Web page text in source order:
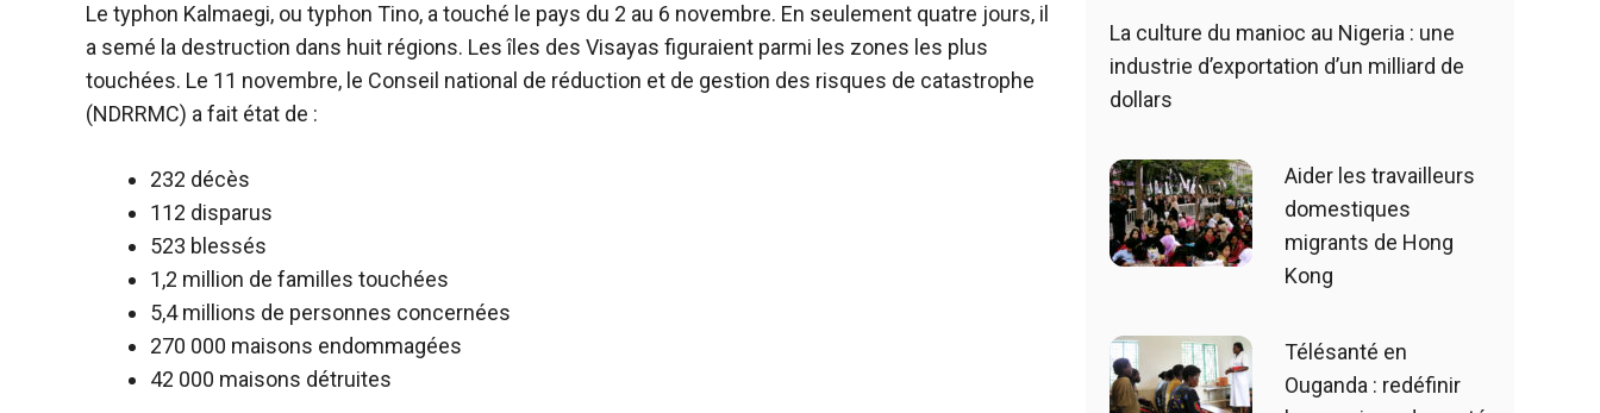
Le typhon Kalmaegi, ou typhon Tino, a touché le pays du 2 au 6 novembre. En seulement quatre jours, il
a semé la destruction dans huit régions. Les îles des Visayas figuraient parmi les zones les plus
touchées. Le 11 novembre, le Conseil national de réduction et de gestion des risques de catastrophe
(NDRRMC) a fait état de :
232 décès
112 disparus
523 blessés
1,2 million de familles touchées
5,4 millions de personnes concernées
270 000 maisons endommagées
42 000 maisons détruites
La culture du manioc au Nigeria : une
industrie d’exportation d’un milliard de
dollars
Aider les travailleurs
domestiques
migrants de Hong
Kong
Télésanté en
Ouganda : redéfinir